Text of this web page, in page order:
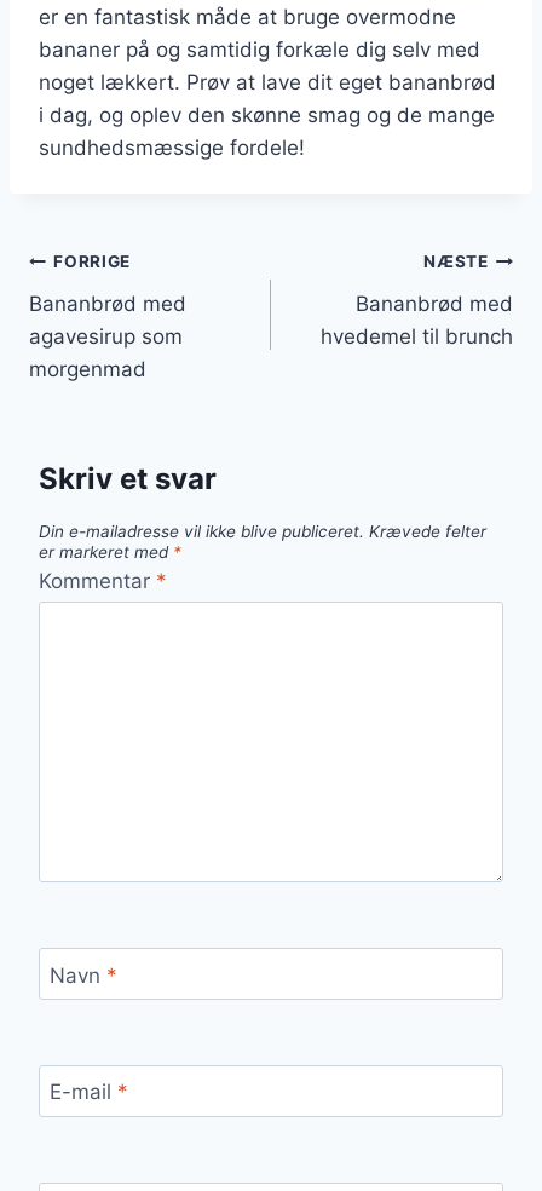
er en fantastisk måde at bruge overmodne
bananer på og samtidig forkæle dig selv med
noget lækkert. Prøv at lave dit eget bananbrød
i dag, og oplev den skønne smag og de mange
sundhedsmæssige fordele!
Indlægsnavigation
FORRIGE
Bananbrød med
agavesirup som
morgenmad
NÆSTE
Bananbrød med
hvedemel til brunch
Skriv et svar
Din e-mailadresse vil ikke blive publiceret. Krævede felter
er markeret med *
Kommentar *
Navn *
E-mail *